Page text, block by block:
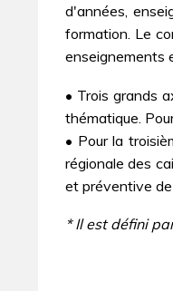
d'années,
formation. Le
enseignements
• Trois grands
thématique.
• Pour la
régionale des
et préventive de
* Il est défini